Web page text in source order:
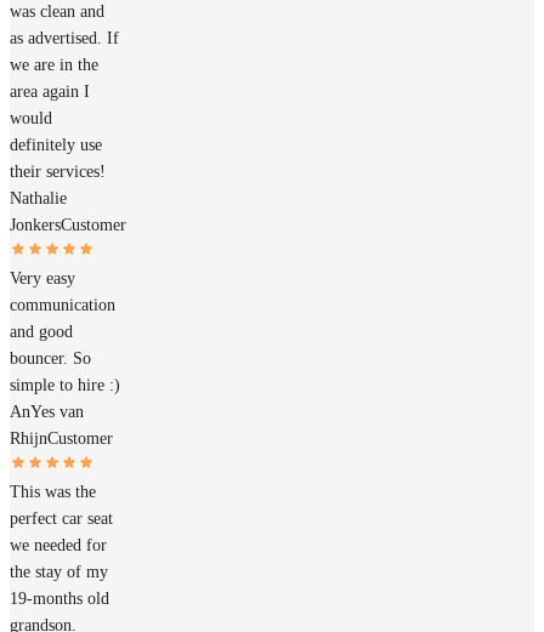
was clean and
as advertised. If
we are in the
area again I
would
definitely use
their services!
Nathalie
JonkersCustomer
Very easy
communication
and good
bouncer. So
simple to hire :)
AnYes van
RhijnCustomer
This was the
perfect car seat
we needed for
the stay of my
19-months old
grandson.